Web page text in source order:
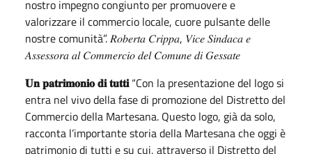
nostro impegno congiunto per promuovere e
valorizzare il commercio locale, cuore pulsante delle
nostre comunità”. 𝑅𝑜𝑏𝑒𝑟𝑡𝑎 𝐶𝑟𝑖𝑝𝑝𝑎, 𝑉𝑖𝑐𝑒 𝑆𝑖𝑛𝑑𝑎𝑐𝑎 𝑒
𝐴𝑠𝑠𝑒𝑠𝑠𝑜𝑟𝑎 𝑎𝑙 𝐶𝑜𝑚𝑚𝑒𝑟𝑐𝑖𝑜 𝑑𝑒𝑙 𝐶𝑜𝑚𝑢𝑛𝑒 𝑑𝑖 𝐺𝑒𝑠𝑠𝑎𝑡𝑒
𝐔𝐧 𝐩𝐚𝐭𝐫𝐢𝐦𝐨𝐧𝐢𝐨 𝐝𝐢 𝐭𝐮𝐭𝐭𝐢“Con la presentazione del logo si
entra nel vivo della fase di promozione del Distretto del
Commercio della Martesana. Questo logo, già da solo,
racconta l’importante storia della Martesana che oggi è
patrimonio di tutti e su cui, attraverso il Distretto del